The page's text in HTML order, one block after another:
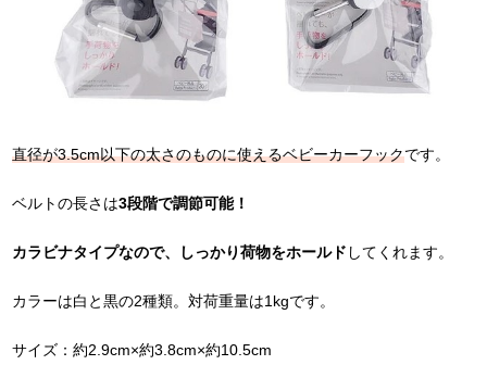
直径が3.5cm以下の太さのものに使えるベビーカーフックです。
ベルトの長さは3段階で調節可能！
カラビナタイプなので、しっかり荷物をホールド してくれます。
カラーは白と黒の2種類。対荷重量は1kgです。
サイズ：約2.9cm×約3.8cm×約10.5cm